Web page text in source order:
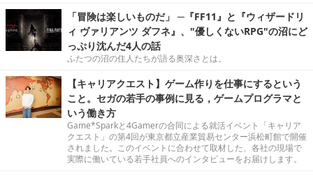
「冒険は楽しいものだ」 ─『FF11』と『ウィザードリ
ィ ヴァリアンツ ダフネ』、"優しくないRPG"の沼にど
っぷり沈んだ4人の話
ふたつの沼の住人たちが語る奥深さとは。
【キャリアクエスト】ゲーム作りを仕事にするという
こと。セガの若手の事例に見る，ゲームプログラマと
いう働き方
Game*Sparkと4Gamerの合同による就活イベント「キャリア
クエスト」の第4回が東京都立産業貿易センター浜松町館で開催
されました。このイベントに合わせて取材した、各社の現場で
実際に働いている若手社員へのインタビューをお届けします。